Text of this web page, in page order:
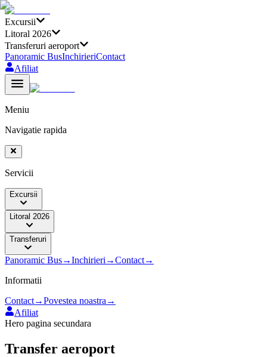
Excursii
Litoral 2026
Transferuri aeroport
Panoramic BusInchirieriContact
Afiliat
Meniu
Navigatie rapida
Servicii
Excursii
Litoral 2026
Transferuri
Panoramic Bus→Inchirieri →Contact→
Informatii
Contact→Povestea noastra →
Afiliat
Hero pagina secundara
Transfer aeroport